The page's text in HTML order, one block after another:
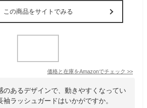
この商品をサイトでみる
価格と在庫をAmazonでチェック >>
のあるデザインで、動きやすくなってい
袖ラッシュガードはいかがですか。